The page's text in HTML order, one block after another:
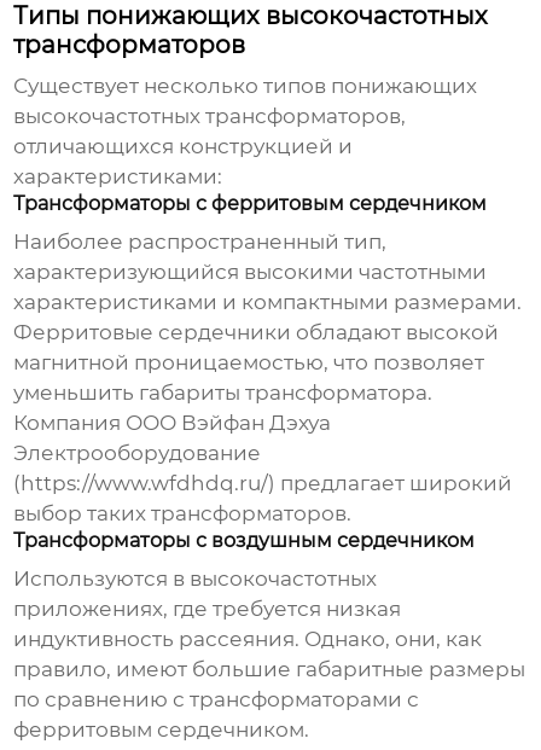
Типы понижающих высокочастотных
трансформаторов
Существует несколько типов понижающих
высокочастотных трансформаторов,
отличающихся конструкцией и
характеристиками:
Трансформаторы с ферритовым сердечником
Наиболее распространенный тип,
характеризующийся высокими частотными
характеристиками и компактными размерами.
Ферритовые сердечники обладают высокой
магнитной проницаемостью, что позволяет
уменьшить габариты трансформатора.
Компания ООО Вэйфан Дэхуа
Электрооборудование
( https://www.wfdhdq.ru/) предлагает широкий
выбор таких трансформаторов.
Трансформаторы с воздушным сердечником
Используются в высокочастотных
приложениях, где требуется низкая
индуктивность рассеяния. Однако, они, как
правило, имеют большие габаритные размеры
по сравнению с трансформаторами с
ферритовым сердечником.